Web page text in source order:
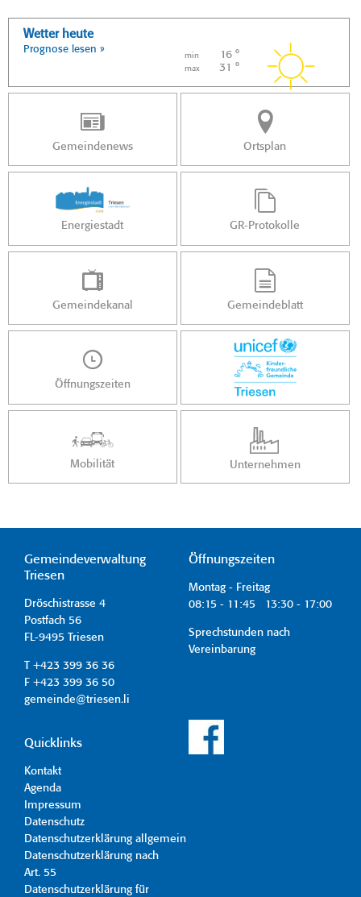
Wetter heute
Prognose lesen »
min 16 °
max 31 °
Gemeindenews Ortsplan
Energiestadt GR-Protokolle
Gemeindekanal Gemeindeblatt
Öffnungszeiten
Mobilität Unternehmen
Gemeindeverwaltung
Triesen
Dröschistrasse 4
Postfach 56
FL-9495 Triesen
T +423 399 36 36
F +423 399 36 50
gemeinde@triesen.li
Öffnungszeiten
Montag - Freitag
08:15 - 11:45 13:30 - 17:00
Sprechstunden nach
Vereinbarung
Quicklinks
Kontakt
Agenda
Impressum
Datenschutz
Datenschutzerklärung allgemein
Datenschutzerklärung nach
Art. 55
Datenschutzerklärung für